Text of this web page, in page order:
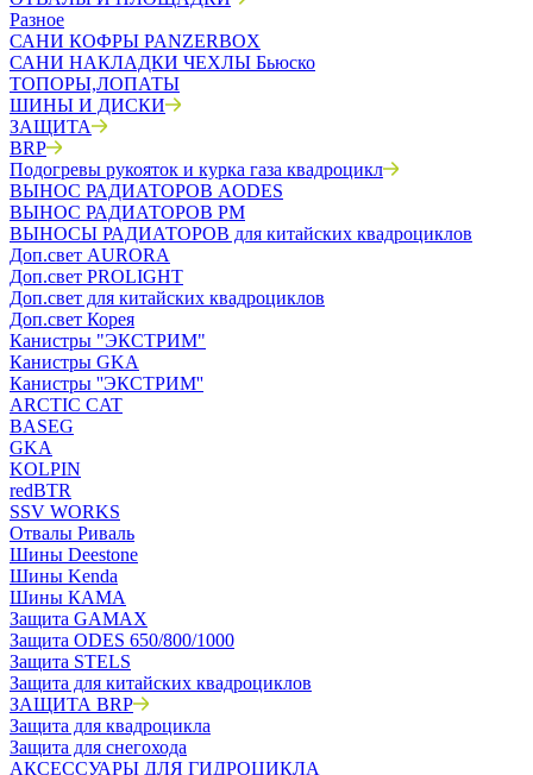
Разное
САНИ КОФРЫ PANZERBOX
САНИ НАКЛАДКИ ЧЕХЛЫ Бьюско
ТОПОРЫ,ЛОПАТЫ
ШИНЫ И ДИСКИ
ЗАЩИТА
BRP
Подогревы рукояток и курка газа квадроцикл
ВЫНОС РАДИАТОРОВ AODES
ВЫНОС РАДИАТОРОВ РМ
ВЫНОСЫ РАДИАТОРОВ для китайских квадроциклов
Доп.свет AURORA
Доп.свет PROLIGHT
Доп.свет для китайских квадроциклов
Доп.свет Корея
Канистры "ЭКСТРИМ"
Канистры GKA
Канистры ''ЭКСТРИМ''
ARCTIC CAT
BASEG
GKA
KOLPIN
redBTR
SSV WORKS
Отвалы Риваль
Шины Deestone
Шины Kenda
Шины КАМА
Защита GAMAX
Защита ODES 650/800/1000
Защита STELS
Защита для китайских квадроциклов
ЗАЩИТА BRP
Защита для квадроцикла
Защита для снегохода
АКСЕССУАРЫ ДЛЯ ГИДРОЦИКЛА